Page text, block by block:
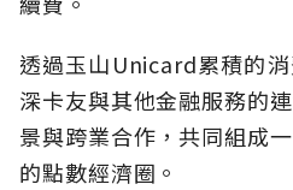
透過玉山Unicard累積的
深卡友與其他金融服務的
景與跨業合作，共同組成
的點數經濟圈。